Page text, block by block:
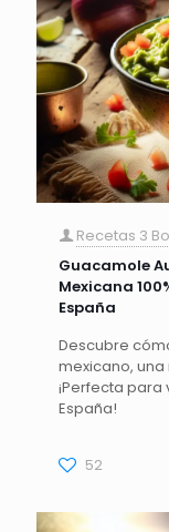
Recetas 3
Guacamole
Mexicana
España
Descubre
mexicano, una
¡Perfecta
España!
52